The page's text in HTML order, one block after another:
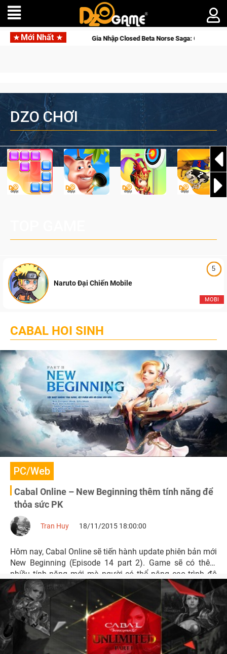
Mới Nhất
Cửu Giới Thức Tỉnh, Săn DJI Osmo Pocket 3 Ngay Hôm Nay
DZO CHƠI
5
MOBI
Naruto Đại Chiến Mobile
CABAL HOI SINH
PC/Web
Cabal Online – New Beginning thêm tính năng để
thỏa sức PK
Tran Huy 18/11/2015 18:00:00
Hôm nay, Cabal Online sẽ tiến hành update phiên bản mới
New Beginning (Episode 14 part 2). Game sẽ có thêm
nhiều tính năng mới mà người có thể nâng cao trình độ
PK của mình.